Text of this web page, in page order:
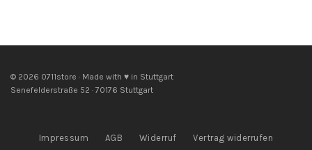
© 2026 0711store · Made with ♥ in Stuttgart
Senefelderstraße 52 · 70176 Stuttgart
Impressum AGB Widerruf Vertrag widerrufen